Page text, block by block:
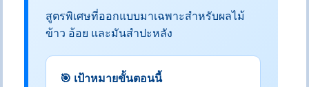
สูตรพิเศษที่ออกแบบมาเฉพาะสำหรับผลไม้
ข้าว อ้อย และมันสำปะหลัง
🎯 เป้าหมายขั้นตอนนี้